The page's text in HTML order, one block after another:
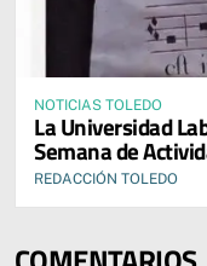
NOTICIAS TOLEDO
La Universidad
Semana de
REDACCIÓN TOLEDO